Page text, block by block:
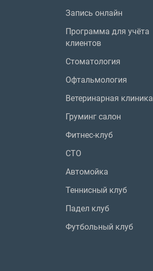
Запись онлайн
Программа для учёта
клиентов
Стоматология
Офтальмология
Ветеринарная клиника
Груминг салон
Фитнес-клуб
СТО
Автомойка
Теннисный клуб
Падел клуб
Футбольный клуб